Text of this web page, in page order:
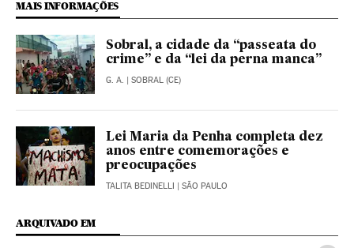
MAIS INFORMAÇÕES
Sobral, a cidade da “passeata do
crime” e da “lei da perna manca”
G. A. | SOBRAL (CE)
Lei Maria da Penha completa dez
anos entre comemorações e
preocupações
TALITA BEDINELLI | SÃO PAULO
ARQUIVADO EM